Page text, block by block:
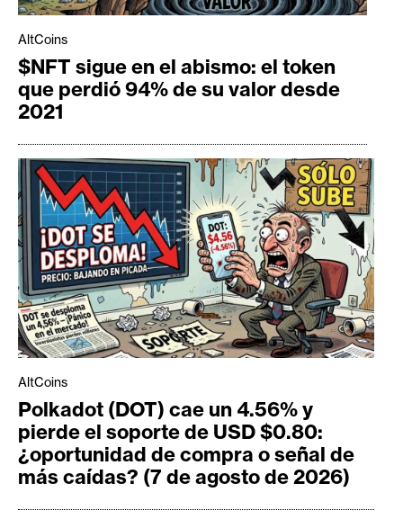
AltCoins
$NFT sigue en el abismo: el token
que perdió 94% de su valor desde
2021
AltCoins
Polkadot (DOT) cae un 4.56% y
pierde el soporte de USD $0.80:
¿oportunidad de compra o señal de
más caídas? (7 de agosto de 2026)